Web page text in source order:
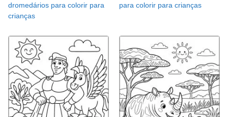
dromedários para colorir para
crianças
para colorir para crianças